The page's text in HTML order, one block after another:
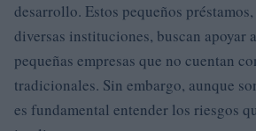
desarrollo. Estos pequeños
diversas instituciones, buscan apoyar
pequeñas empresas que no cuentan
tradicionales. Sin embargo, aunque
es fundamental entender los riesgos